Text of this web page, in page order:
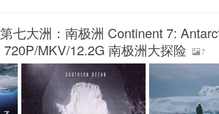
七大洲：南极洲 Continent 7:
MKV/12.2G 南极洲大探险
7